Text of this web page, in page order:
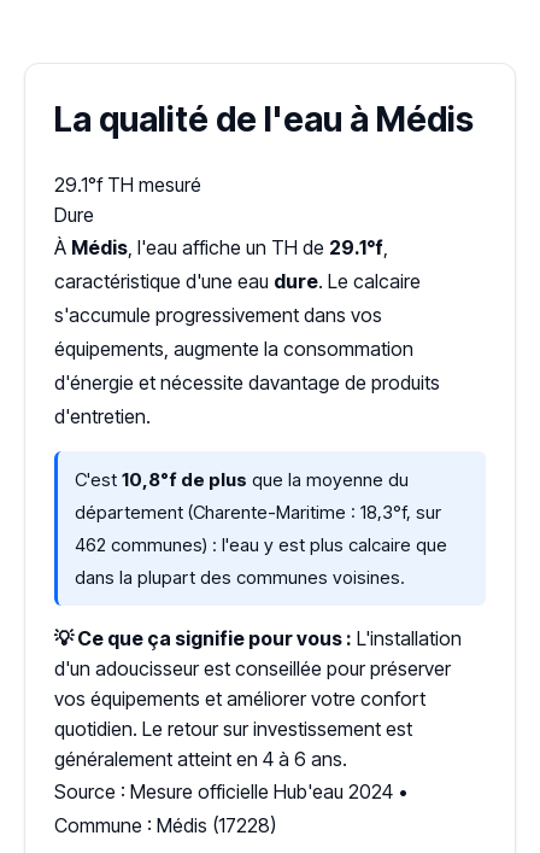
La qualité de l'eau à Médis
29.1°f TH mesuré
Dure
À Médis, l'eau affiche un TH de 29.1°f,
caractéristique d'une eau dure. Le calcaire
s'accumule progressivement dans vos
équipements, augmente la consommation
d'énergie et nécessite davantage de produits
d'entretien.
C'est 10,8°f de plus que la moyenne du
département (Charente-Maritime : 18,3°f, sur
462 communes) : l'eau y est plus calcaire que
dans la plupart des communes voisines.
💡 Ce que ça signifie pour vous : L'installation
d'un adoucisseur est conseillée pour préserver
vos équipements et améliorer votre confort
quotidien. Le retour sur investissement est
généralement atteint en 4 à 6 ans.
Source : Mesure officielle Hub'eau 2024 •
Commune : Médis (17228)